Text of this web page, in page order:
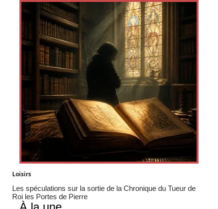
Loisirs
Les spéculations sur la sortie de la Chronique du Tueur de
Roi les Portes de Pierre